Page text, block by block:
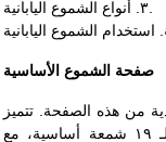
صفحة الشموع الأساسية
من هذه الصفحة. تتميز
بمعرض قابل للتمرير يحتوي على صور مصغرة لـ ١٩ شمعة أساسية، مع